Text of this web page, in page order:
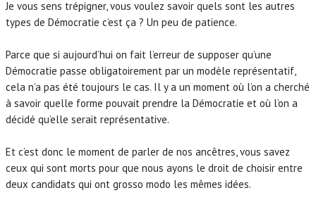
Je vous sens trépigner, vous voulez savoir quels sont les autres
types de Démocratie c’est ça ? Un peu de patience.
Parce que si aujourd’hui on fait l’erreur de supposer qu’une
Démocratie passe obligatoirement par un modèle représentatif,
cela n’a pas été toujours le cas. Il y a un moment où l’on a cherché
à savoir quelle forme pouvait prendre la Démocratie et où l’on a
décidé qu’elle serait représentative.
Et c’est donc le moment de parler de nos ancêtres, vous savez
ceux qui sont morts pour que nous ayons le droit de choisir entre
deux candidats qui ont grosso modo les mêmes idées.